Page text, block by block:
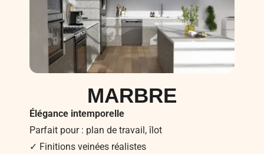
MARBRE
Élégance intemporelle
Parfait pour : plan de travail, îlot
✓ Finitions veinées réalistes